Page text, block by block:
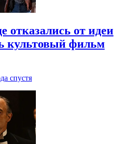
отказались от идеи
культовый фильм
спустя